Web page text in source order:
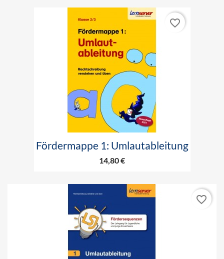
Fördermappe 1: Umlautableitung
14,80 €
favorite_border
favorite_border